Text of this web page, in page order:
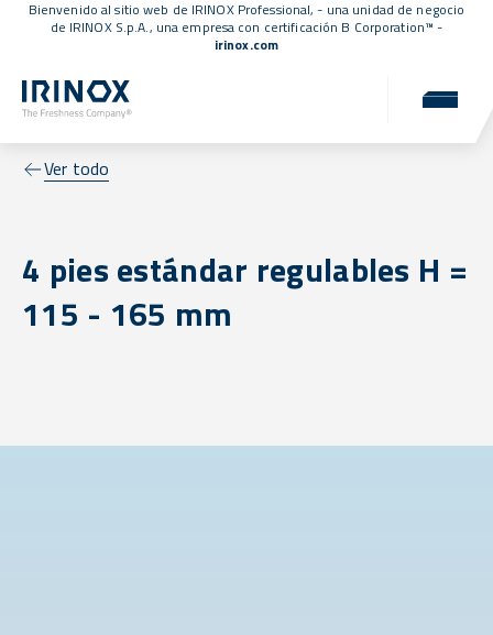
Bienvenido al sitio web de IRINOX Professional, - una unidad de negocio
de IRINOX S.p.A., una empresa con certificación B Corporation™ -
irinox.com
Ver todo
4 pies estándar regulables H =
115 - 165 mm